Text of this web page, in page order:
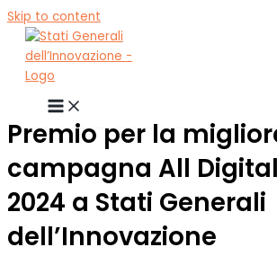
Skip to content
Premio per la
campagna All
2024 a Stati Generali
dell’Innovazione